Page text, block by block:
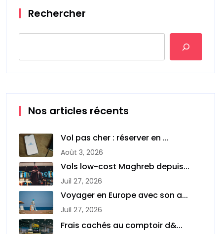
Rechercher
Nos articles récents
Vol pas cher : réserver en ...
Août 3, 2026
Vols low-cost Maghreb depuis...
Juil 27, 2026
Voyager en Europe avec son a...
Juil 27, 2026
Frais cachés au comptoir d&...